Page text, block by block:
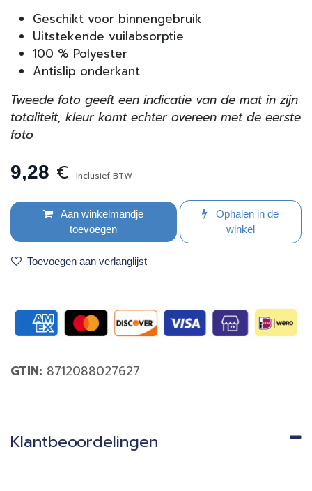
Geschikt voor binnengebruik
Uitstekende vuilabsorptie
100 % Polyester
Antislip onderkant
Tweede foto geeft een indicatie van de mat in zijn
totaliteit, kleur komt echter overeen met de eerste
foto
9,28 € Inclusief BTW
Aan winkelmandje
toevoegen
Ophalen in de
winkel
Toevoegen aan verlanglijst
GTIN: 8712088027627
Klantbeoordelingen